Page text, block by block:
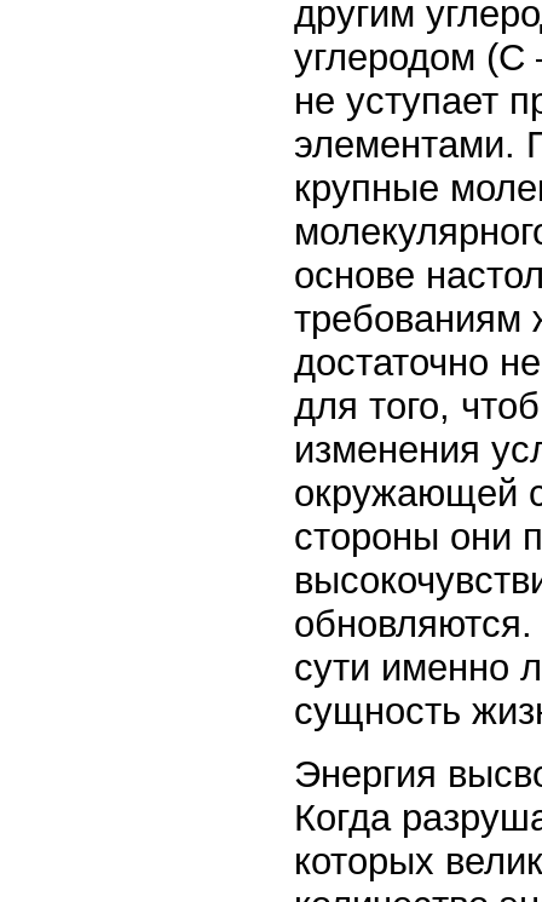
другим
углеродом (С
не уступает
элементами.
крупные
основе
требованиям
достаточно
для того,
изменения
окружающей
стороны они
сути именно
сущность
Энергия
Когда
которых